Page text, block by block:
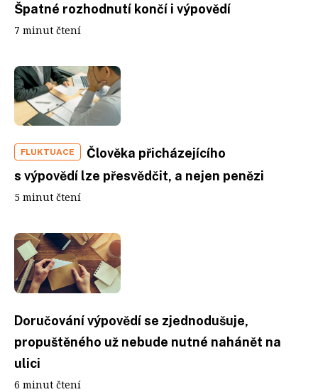
Špatné rozhodnutí končí i výpovědí
7 minut čtení
FLUKTUACE
Člověka přicházejícího
s výpovědí lze přesvědčit, a nejen penězi
5 minut čtení
Doručování výpovědí se zjednodušuje,
propuštěného už nebude nutné nahánět na
ulici
6 minut čtení